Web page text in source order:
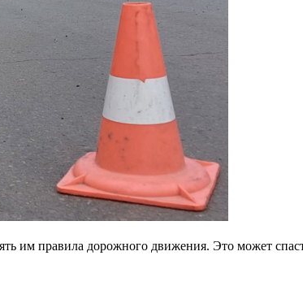
им правила дорожного движения. Это может